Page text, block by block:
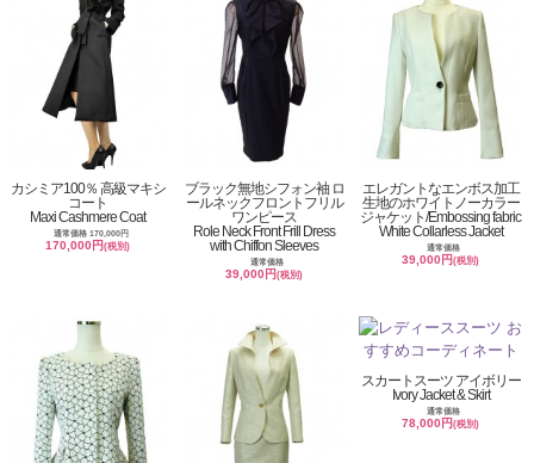
カシミア100％ 高級マキシ
コート
Maxi Cashmere Coat
通常価格 170,000円
170,000円(税別)
ブラック無地シフォン袖 ロ
ールネックフロントフリル
ワンピース
Role Neck Front Frill Dress
with Chiffon Sleeves
通常価格
39,000円(税別)
エレガントなエンボス加工
生地のホワイトノーカラー
ジャケット/Embossing fabric
White Collarless Jacket
通常価格
39,000円(税別)
スカートスーツ アイボリー
Ivory Jacket & Skirt
通常価格
78,000円(税別)